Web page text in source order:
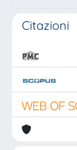
Citazioni